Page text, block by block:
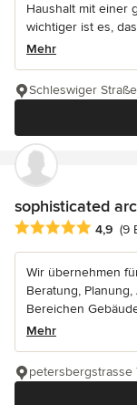
Haushalt mit einer
wichtiger ist es,
Mehr
Schleswiger
sophisticated
Durchschnittliche
4,9 (9
Wir übernehmen
Beratung,
Bereichen
Mehr
petersbergstrasse